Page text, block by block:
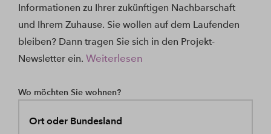
Informationen zu Ihrer zukünftigen Nachbarschaft
und Ihrem Zuhause. Sie wollen auf dem Laufenden
bleiben? Dann tragen Sie sich in den Projekt-
Newsletter ein. Weiterlesen
Wo möchten Sie wohnen?
Ort oder Bundesland